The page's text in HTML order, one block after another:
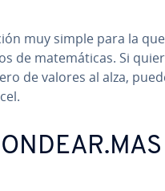
muy simple para la
de ma­te­má­ti­cas. Si
de valores al alza,